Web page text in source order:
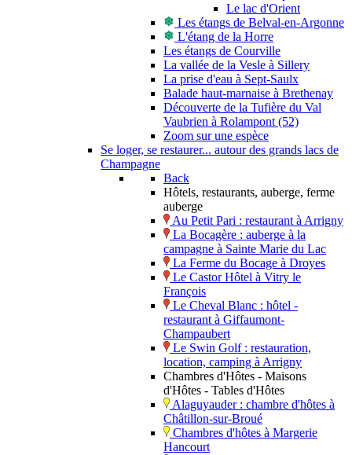
Le lac d'Orient
Les étangs de Belval-en-Argonne
L'étang de la Horre
Les étangs de Courville
La vallée de la Vesle à Sillery
La prise d'eau à Sept-Saulx
Balade haut-marnaise à Brethenay
Découverte de la Tufière du Val
Vaubrien à Rolampont (52)
Zoom sur une espèce
Se loger, se restaurer... autour des grands lacs de
Champagne
Back
Hôtels, restaurants, auberge, ferme
auberge
Au Petit Pari : restaurant à Arrigny
La Bocagère : auberge à la
campagne à Sainte Marie du Lac
La Ferme du Bocage à Droyes
Le Castor Hôtel à Vitry le
François
Le Cheval Blanc : hôtel -
restaurant à Giffaumont-
Champaubert
Le Swin Golf : restauration,
location, camping à Arrigny
Chambres d'Hôtes - Maisons
d'Hôtes - Tables d'Hôtes
Alaguyauder : chambre d'hôtes à
Châtillon-sur-Broué
Chambres d'hôtes à Margerie
Hancourt